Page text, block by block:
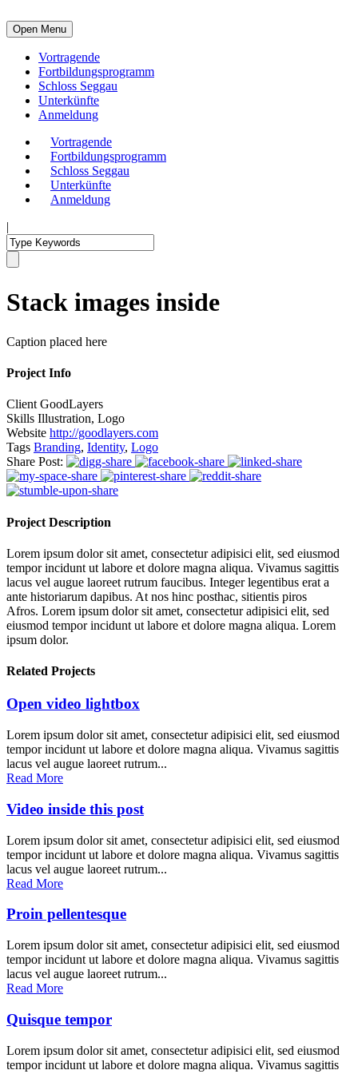
Open Menu
Vortragende
Fortbildungsprogramm
Schloss Seggau
Unterkünfte
Anmeldung
Vortragende
Fortbildungsprogramm
Schloss Seggau
Unterkünfte
Anmeldung
|
Stack images inside
Caption placed here
Project Info
ClientGoodLayers
Skills Illustration, Logo
Website http://goodlayers.com
Tags Branding, Identity, Logo
Share Post:
Project Description
Lorem ipsum dolor sit amet, consectetur adipisici elit, sed eiusmod
tempor incidunt ut labore et dolore magna aliqua. Vivamus sagittis
lacus vel augue laoreet rutrum faucibus. Integer legentibus erat a
ante historiarum dapibus. At nos hinc posthac, sitientis piros
Afros. Lorem ipsum dolor sit amet, consectetur adipisici elit, sed
eiusmod tempor incidunt ut labore et dolore magna aliqua. Lorem
ipsum dolor.
Related Projects
Open video lightbox
Lorem ipsum dolor sit amet, consectetur adipisici elit, sed eiusmod
tempor incidunt ut labore et dolore magna aliqua. Vivamus sagittis
lacus vel augue laoreet rutrum...
Read More
Video inside this post
Lorem ipsum dolor sit amet, consectetur adipisici elit, sed eiusmod
tempor incidunt ut labore et dolore magna aliqua. Vivamus sagittis
lacus vel augue laoreet rutrum...
Read More
Proin pellentesque
Lorem ipsum dolor sit amet, consectetur adipisici elit, sed eiusmod
tempor incidunt ut labore et dolore magna aliqua. Vivamus sagittis
lacus vel augue laoreet rutrum...
Read More
Quisque tempor
Lorem ipsum dolor sit amet, consectetur adipisici elit, sed eiusmod
tempor incidunt ut labore et dolore magna aliqua. Vivamus sagittis